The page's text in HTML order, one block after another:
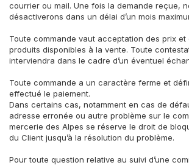
courrier ou mail. Une fois la demande reçue,
désactiverons dans un délai d’un mois
Toute commande vaut acceptation des prix et
produits disponibles à la vente. Toute
interviendra dans le cadre d’un éventuel
Toute commande a un caractère ferme et
effectué le paiement.
Dans certains cas, notamment en cas de
adresse erronée ou autre problème sur le
mercerie des Alpes se réserve le droit de
du Client jusqu’à la résolution du problème.
Pour toute question relative au suivi d’une